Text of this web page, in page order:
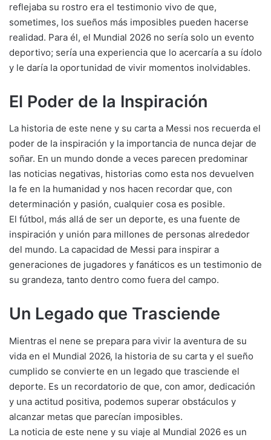
reflejaba su rostro era el testimonio vivo de que,
sometimes, los sueños más imposibles pueden hacerse
realidad. Para él, el Mundial 2026 no sería solo un evento
deportivo; sería una experiencia que lo acercaría a su ídolo
y le daría la oportunidad de vivir momentos inolvidables.
El Poder de la Inspiración
La historia de este nene y su carta a Messi nos recuerda el
poder de la inspiración y la importancia de nunca dejar de
soñar. En un mundo donde a veces parecen predominar
las noticias negativas, historias como esta nos devuelven
la fe en la humanidad y nos hacen recordar que, con
determinación y pasión, cualquier cosa es posible.
El fútbol, más allá de ser un deporte, es una fuente de
inspiración y unión para millones de personas alrededor
del mundo. La capacidad de Messi para inspirar a
generaciones de jugadores y fanáticos es un testimonio de
su grandeza, tanto dentro como fuera del campo.
Un Legado que Trasciende
Mientras el nene se prepara para vivir la aventura de su
vida en el Mundial 2026, la historia de su carta y el sueño
cumplido se convierte en un legado que trasciende el
deporte. Es un recordatorio de que, con amor, dedicación
y una actitud positiva, podemos superar obstáculos y
alcanzar metas que parecían imposibles.
La noticia de este nene y su viaje al Mundial 2026 es un